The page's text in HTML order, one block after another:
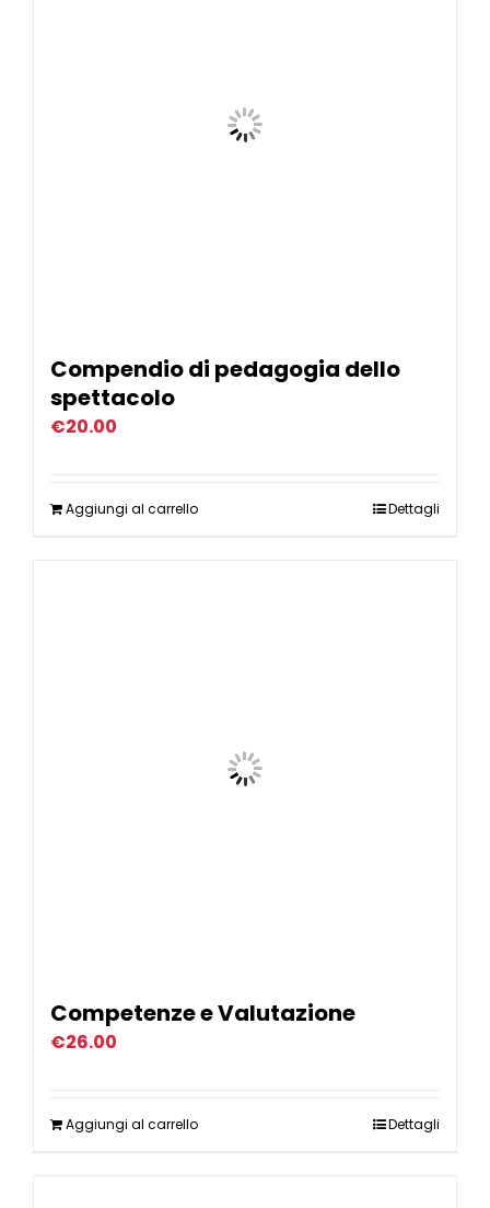
Compendio di pedagogia dello
spettacolo
€20.00
Aggiungi al carrello Dettagli
Competenze e Valutazione
€26.00
Aggiungi al carrello Dettagli